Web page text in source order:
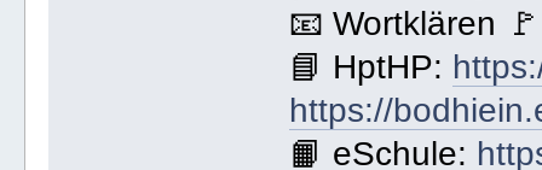
📧 Wortklären
📘 HptHP:
https://
📙 eSchule: